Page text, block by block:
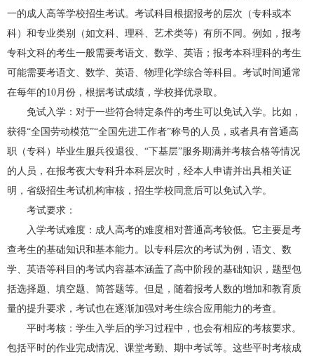
一的成人高等学校招生考试。考试科目根据报考的层次（专科或本
科）和专业类别（如文科、理科、艺术类等）有所不同。例如，报考
专科文科的考生一般需要考语文、数学、英语；报考本科理科的考生
可能需要考语文、数学、英语、物理化学综合等科目。考试时间通常
在每年的10月份，根据考试成绩，学校择优录取。
免试入学：对于一些符合特定条件的考生可以免试入学。比如，
获得“全国劳动模范”“全国先进工作者”称号的人员，或者具有普通高
职（专科）毕业生服兵役退役、“下基层”服务期满并考核合格等情况
的人员，在报考夜大专科升本科层次时，经本人申请并出具相关证
明，省级招生考试机构审核，招生学校同意后可以免试入学。
考试要求：
入学考试难度：成人高考的难度相对普通高考较低。它主要是考
查考生的基础知识和基本能力。以专科层次的考试为例，语文、数
学、英语等科目的考试内容基本涵盖了高中阶段的基础知识，题型包
括选择题、填空题、简答题等。但是，随着报考人数的增加和教育质
量的提升要求，考试也在逐渐加强对考生综合应用能力的考查。
平时考核：学生入学后的学习过程中，也会有相应的考核要求。
包括平时的作业完成情况、课堂考勤、期中考试等。这些平时考核成